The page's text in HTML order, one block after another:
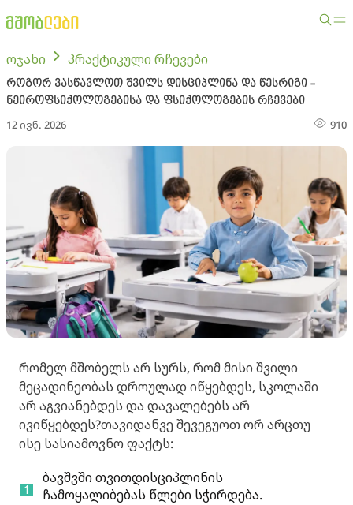
ოჯახი პრაქტიკული რჩევები
როგორ ვასწავლოთ შვილს დისციპლინა და წესრიგი -
ნეიროფსიქოლოგებისა და ფსიქოლოგების რჩევები
12 ივნ. 2026 910
რომელ მშობელს არ სურს, რომ მისი შვილი
მეცადინეობას დროულად იწყებდეს, სკოლაში
არ აგვიანებდეს და დავალებებს არ
ივიწყებდეს?თავიდანვე შევეგუოთ ორ არცთუ
ისე სასიამოვნო ფაქტს:
ბავშვში თვითდისციპლინის
ჩამოყალიბებას წლები სჭირდება.